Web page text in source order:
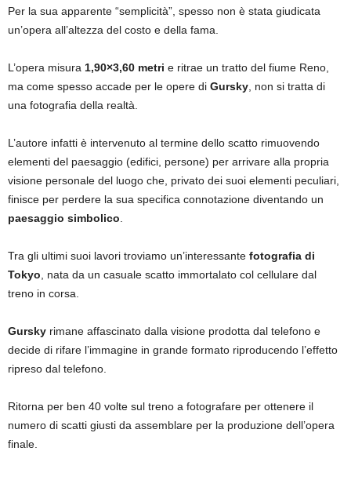
Per la sua apparente “semplicità”, spesso non è stata giudicata
un’opera all’altezza del costo e della fama.
L’opera misura 1,90×3,60 metri e ritrae un tratto del fiume Reno,
ma come spesso accade per le opere di Gursky, non si tratta di
una fotografia della realtà.
L’autore infatti è intervenuto al termine dello scatto rimuovendo
elementi del paesaggio (edifici, persone) per arrivare alla propria
visione personale del luogo che, privato dei suoi elementi peculiari,
finisce per perdere la sua specifica connotazione diventando un
paesaggio simbolico.
Tra gli ultimi suoi lavori troviamo un’interessante fotografia di
Tokyo, nata da un casuale scatto immortalato col cellulare dal
treno in corsa.
Gursky rimane affascinato dalla visione prodotta dal telefono e
decide di rifare l’immagine in grande formato riproducendo l’effetto
ripreso dal telefono.
Ritorna per ben 40 volte sul treno a fotografare per ottenere il
numero di scatti giusti da assemblare per la produzione dell’opera
finale.